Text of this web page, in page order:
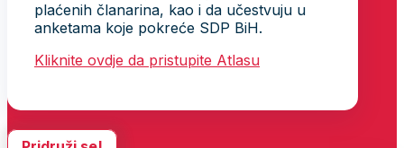
plaćenih članarina, kao i da učestvuju u
anketama koje pokreće SDP BiH.
Kliknite ovdje da pristupite Atlasu